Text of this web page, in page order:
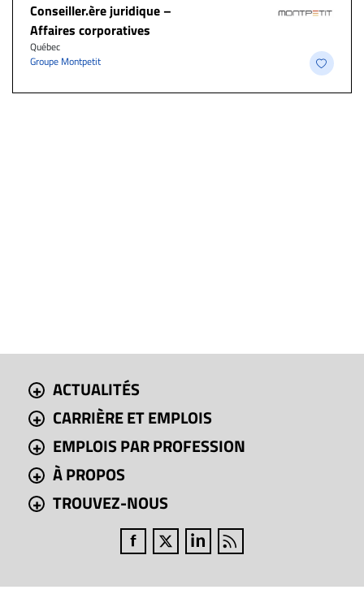
Conseiller.ère juridique –
Affaires corporatives
Québec
Groupe Montpetit
ACTUALITÉS
CARRIÈRE ET EMPLOIS
EMPLOIS PAR PROFESSION
À PROPOS
TROUVEZ-NOUS